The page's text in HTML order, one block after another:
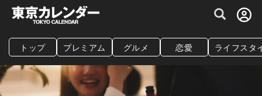
グルメ情報・プレミアムレストラン予約
トップ プレミアム グルメ 恋愛 ライフスタ